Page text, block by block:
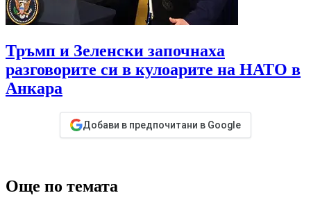
Тръмп и Зеленски започнаха
разговорите си в кулоарите на НАТО в
Анкара
Добави в предпочитани в Google
Още по темата